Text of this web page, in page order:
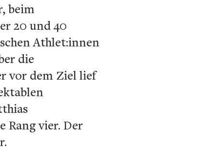
beim
20 und 40
Athlet:innen
die
vor dem Ziel lief
Rang vier. Der